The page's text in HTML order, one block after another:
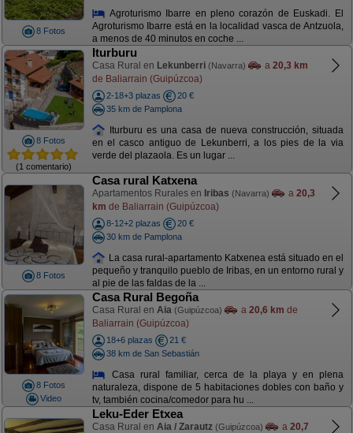
8 Fotos
Agroturismo Ibarre en pleno corazón de Euskadi. El
Agroturismo Ibarre está en la localidad vasca de Antzuola,
a menos de 40 minutos en coche ...
8 Fotos
(1 comentario)
Iturburu
Casa Rural en Lekunberri (Navarra) a 20,3 km
de Baliarrain (Guipúzcoa)
2-18+3 plazas
20 €
35 km de Pamplona
Iturburu es una casa de nueva construcción, situada
en el casco antiguo de Lekunberri, a los pies de la via
verde del plazaola. Es un lugar ...
8 Fotos
Casa rural Katxena
Apartamentos Rurales en Iribas (Navarra) a 20,3
km de Baliarrain (Guipúzcoa)
8-12+2 plazas
20 €
30 km de Pamplona
La casa rural-apartamento Katxenea está situado en el
pequeño y tranquilo pueblo de Iribas, en un entorno rural y
al pie de las faldas de la ...
8 Fotos
Video
Casa Rural Begoña
Casa Rural en Aia (Guipúzcoa) a 20,6 km de
Baliarrain (Guipúzcoa)
18+6 plazas
21 €
38 km de San Sebastián
Casa rural familiar, cerca de la playa y en plena
naturaleza, dispone de 5 habitaciones dobles con baño y
tv, también cocina/comedor para hu ...
Leku-Eder Etxea
Casa Rural en Aia / Zarautz (Guipúzcoa) a 20,7